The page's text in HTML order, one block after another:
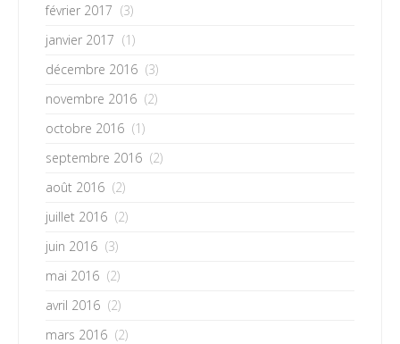
février 2017 (3)
janvier 2017 (1)
décembre 2016 (3)
novembre 2016 (2)
octobre 2016 (1)
septembre 2016 (2)
août 2016 (2)
juillet 2016 (2)
juin 2016 (3)
mai 2016 (2)
avril 2016 (2)
mars 2016 (2)